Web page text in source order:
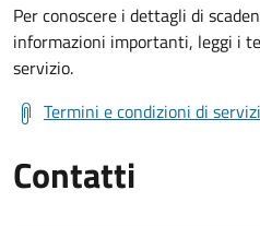
Per conoscere i dettagli di
informazioni importanti, leggi i
servizio.
Termini e condizioni di
Contatti